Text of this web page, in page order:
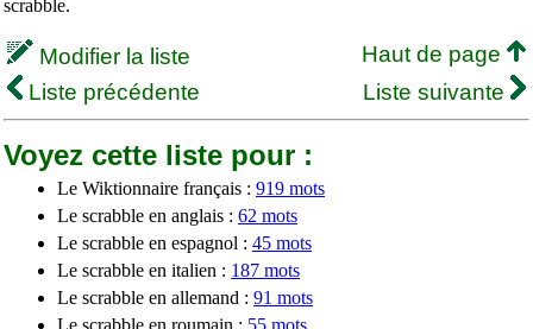
scrabble.
Modifier la liste
Haut de page
Liste précédente
Liste suivante
Voyez cette liste pour :
Le Wiktionnaire français : 919 mots
Le scrabble en anglais : 62 mots
Le scrabble en espagnol : 45 mots
Le scrabble en italien : 187 mots
Le scrabble en allemand : 91 mots
Le scrabble en roumain : 55 mots